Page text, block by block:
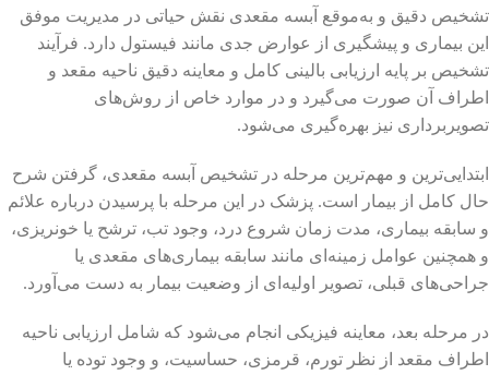
تشخیص دقیق و به‌موقع آبسه مقعدی نقش حیاتی در مدیریت موفق
این بیماری و پیشگیری از عوارض جدی مانند فیستول دارد. فرآیند
تشخیص بر پایه ارزیابی بالینی کامل و معاینه دقیق ناحیه مقعد و
اطراف آن صورت می‌گیرد و در موارد خاص از روش‌های
تصویربرداری نیز بهره‌گیری می‌شود.
ابتدایی‌ترین و مهم‌ترین مرحله در تشخیص آبسه مقعدی، گرفتن شرح
حال کامل از بیمار است. پزشک در این مرحله با پرسیدن درباره علائم
و سابقه بیماری، مدت زمان شروع درد، وجود تب، ترشح یا خونریزی،
و همچنین عوامل زمینه‌ای مانند سابقه بیماری‌های مقعدی یا
جراحی‌های قبلی، تصویر اولیه‌ای از وضعیت بیمار به دست می‌آورد.
در مرحله بعد، معاینه فیزیکی انجام می‌شود که شامل ارزیابی ناحیه
اطراف مقعد از نظر تورم، قرمزی، حساسیت، و وجود توده یا